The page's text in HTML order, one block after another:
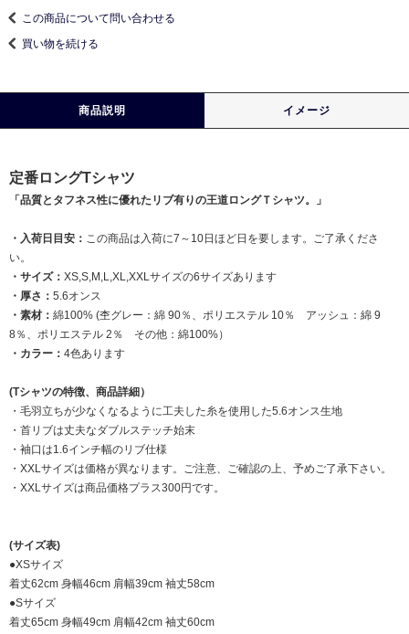
この商品について問い合わせる
買い物を続ける
商品説明 イメージ
定番ロングTシャツ
「品質とタフネス性に優れたリブ有りの王道ロングＴシャツ。」
・入荷日目安： この商品は入荷に7～10日ほど日を要します。ご了承くださ
い。
・サイズ： XS,S,M,L,XL,XXLサイズの6サイズあります
・厚さ： 5.6オンス
・素材： 綿100% (杢グレー：綿 90％、ポリエステル 10％ アッシュ：綿 9
8％、ポリエステル 2％ その他：綿100%）
・カラー： 4色あります
(Tシャツの特徴、商品詳細）
・毛羽立ちが少なくなるように工夫した糸を使用した5.6オンス生地
・首リブは丈夫なダブルステッチ始末
・袖口は1.6インチ幅のリブ仕様
・XXLサイズは価格が異なります。ご注意、ご確認の上、予めご了承下さい。
・XXLサイズは商品価格プラス300円です。
(サイズ表)
●XSサイズ
着丈62cm 身幅46cm 肩幅39cm 袖丈58cm
●Sサイズ
着丈65cm 身幅49cm 肩幅42cm 袖丈60cm